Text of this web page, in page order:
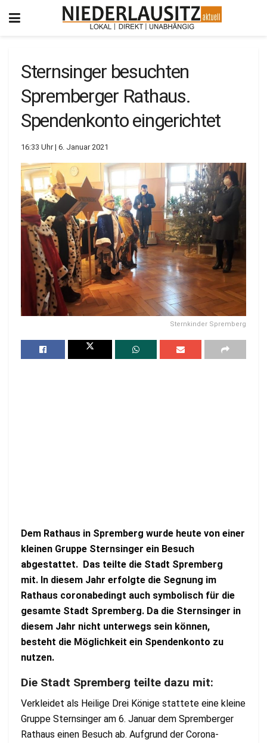
Sternsinger besuchten
Spremberger Rathaus.
Spendenkonto eingerichtet
16:33 Uhr | 6. Januar 2021
Sternkinder Spremberg
Dem Rathaus in Spremberg wurde heute von einer
kleinen Gruppe Sternsinger ein Besuch
abgestattet. Das teilte die Stadt Spremberg
mit. In diesem Jahr erfolgte die Segnung im
Rathaus coronabedingt auch symbolisch für die
gesamte Stadt Spremberg. Da die Sternsinger in
diesem Jahr nicht unterwegs sein können,
besteht die Möglichkeit ein Spendenkonto zu
nutzen.
Die Stadt Spremberg teilte dazu mit:
Verkleidet als Heilige Drei Könige stattete eine kleine
Gruppe Sternsinger am 6. Januar dem Spremberger
Rathaus einen Besuch ab. Aufgrund der Corona-